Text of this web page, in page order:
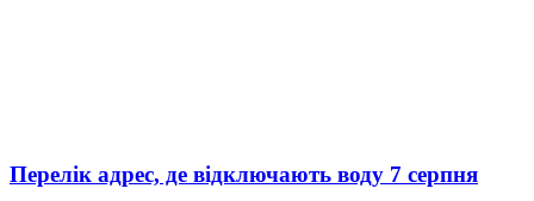
Перелік адрес, де відключають воду 7 серпня